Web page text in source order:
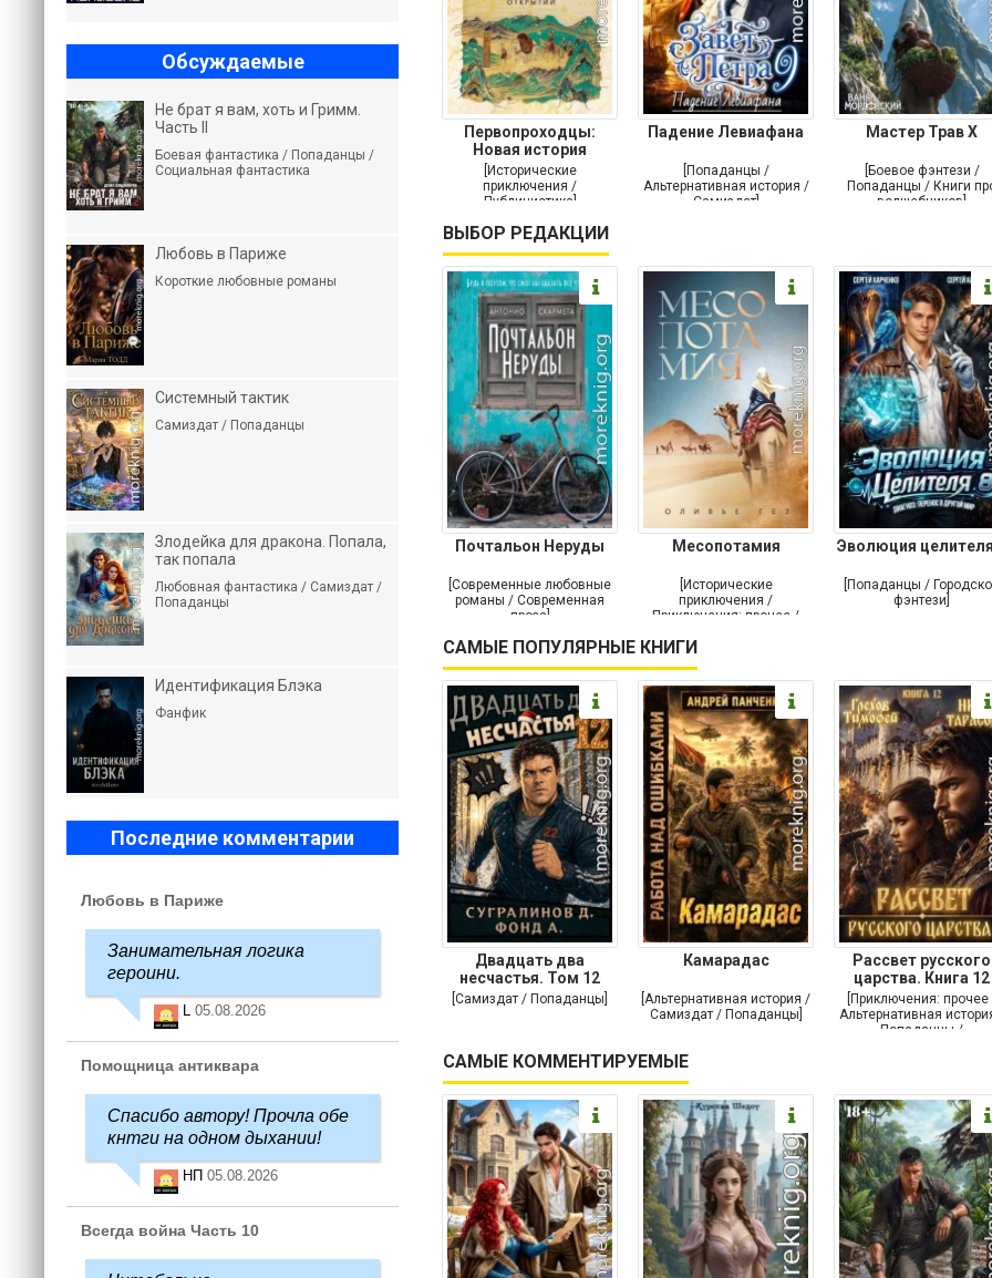
Первопроходцы:
Новая история
географических
[Исторические
приключения /
Публицистика]
Падение Левиафана
[Попаданцы /
Альтернативная история /
Самиздат]
Мастер Трав X
[Боевое фэнтези /
Попаданцы / Книги
волшебников]
ВЫБОР РЕДАКЦИИ
Почтальон Неруды
[Современные любовные
романы / Современная
проза]
Месопотамия
[Исторические
приключения /
Приключения: прочее /
Историческая проза]
Эволюция
[Попаданцы /
фэнтези]
САМЫЕ ПОПУЛЯРНЫЕ КНИГИ
Двадцать два
несчастья. Том 12
[Самиздат / Попаданцы]
Камарадас
[Альтернативная история /
Самиздат / Попаданцы]
Рассвет русского
царства. Книга 12
[Приключения: прочее
Альтернативная
Попаданцы /
САМЫЕ КОММЕНТИРУЕМЫЕ
Обсуждаемые
Не брат я вам, хоть и Гримм.
Часть II
Боевая фантастика / Попаданцы /
Социальная фантастика
Любовь в Париже
Короткие любовные романы
Системный тактик
Самиздат / Попаданцы
Злодейка для дракона. Попала,
так попала
Любовная фантастика / Самиздат /
Попаданцы
Идентификация Блэка
Фанфик
Последние комментарии
Любовь в Париже
Занимательная логика
героини.
L 05.08.2026
Помощница антиквара
Спасибо автору! Прочла обе
кнтги на одном дыхании!
НП 05.08.2026
Всегда война Часть 10